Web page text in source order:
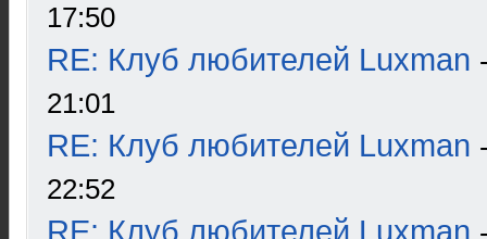
17:50
RE: Клуб любителей Luxman
21:01
RE: Клуб любителей Luxman
22:52
RE: Клуб любителей Luxman